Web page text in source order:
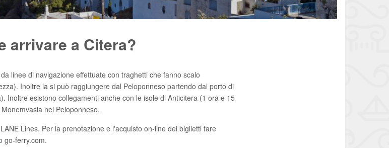
arrivare a Citera?
linee di navigazione effettuate con traghetti che fanno scalo
Inoltre la si può raggiungere dal Peloponneso partendo dal porto di
Inoltre esistono collegamenti anche con le isole di Anticitera (1 ora e 15
nel Peloponneso.
Lines. Per la prenotazione e l'acquisto on-line dei biglietti fare
go-ferry.com.